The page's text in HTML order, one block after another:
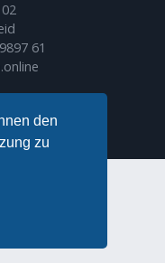
den
zu
61